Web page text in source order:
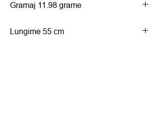
Gramaj 11.98 grame
Lungime 55 cm